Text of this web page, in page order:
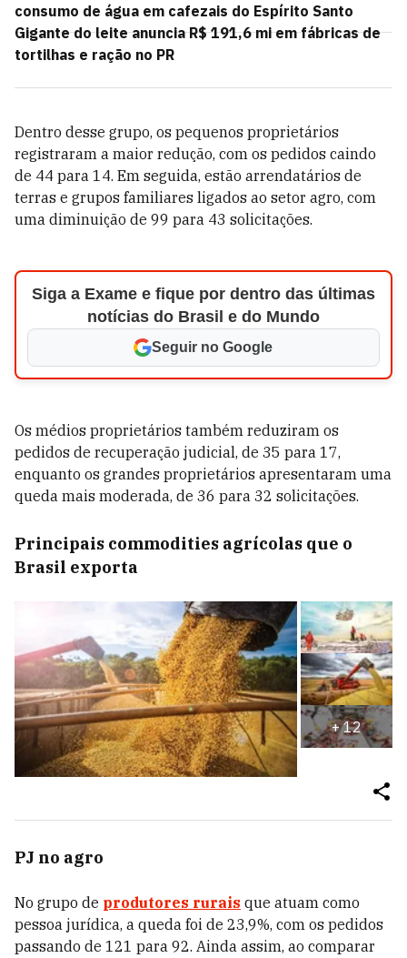
consumo de água em cafezais do Espírito Santo
Gigante do leite anuncia R$ 191,6 mi em fábricas de
tortilhas e ração no PR
Dentro desse grupo, os pequenos proprietários
registraram a maior redução, com os pedidos caindo
de 44 para 14. Em seguida, estão arrendatários de
terras e grupos familiares ligados ao setor agro, com
uma diminuição de 99 para 43 solicitações.
Siga a Exame e fique por dentro das últimas
notícias do Brasil e do Mundo
Seguir no Google
Os médios proprietários também reduziram os
pedidos de recuperação judicial, de 35 para 17,
enquanto os grandes proprietários apresentaram uma
queda mais moderada, de 36 para 32 solicitações.
Principais commodities agrícolas que o
Brasil exporta
+12
PJ no agro
No grupo de produtores rurais que atuam como
pessoa jurídica, a queda foi de 23,9%, com os pedidos
passando de 121 para 92. Ainda assim, ao comparar